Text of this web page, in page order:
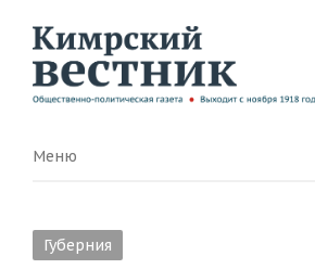
Menu
Меню
Губерния